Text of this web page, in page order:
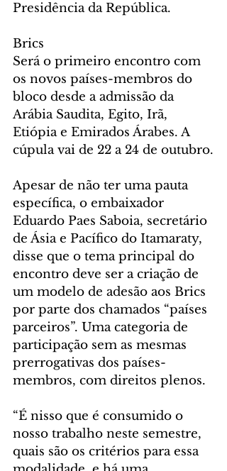
Presidência da República.
Brics
Será o primeiro encontro com
os novos países-membros do
bloco desde a admissão da
Arábia Saudita, Egito, Irã,
Etiópia e Emirados Árabes. A
cúpula vai de 22 a 24 de outubro.
Apesar de não ter uma pauta
específica, o embaixador
Eduardo Paes Saboia, secretário
de Ásia e Pacífico do Itamaraty,
disse que o tema principal do
encontro deve ser a criação de
um modelo de adesão aos Brics
por parte dos chamados “países
parceiros”. Uma categoria de
participação sem as mesmas
prerrogativas dos países-
membros, com direitos plenos.
“É nisso que é consumido o
nosso trabalho neste semestre,
quais são os critérios para essa